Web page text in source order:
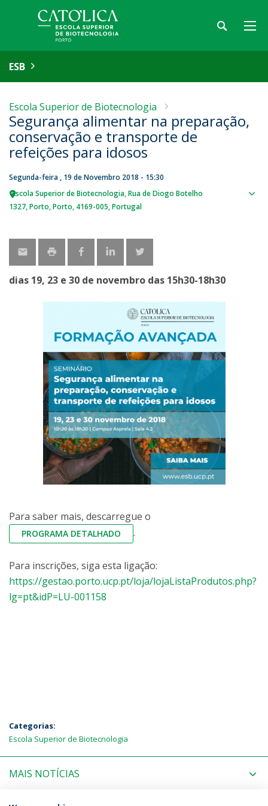
ESB
Escola Superior de Biotecnologia
Segurança alimentar na preparação,
conservação e transporte de
refeições para idosos
Segunda-feira , 19 de Novembro 2018 - 15:30
Escola Superior de Biotecnologia Rua de Diogo Botelho
1327 Porto Porto 4169-005 Portugal
dias 19, 23 e 30 de novembro das 15h30-18h30
Para saber mais, descarregue o
PROGRAMA DETALHADO .
Para inscrições, siga esta ligação:
https://gestao.porto.ucp.pt/loja/lojaListaProdutos.php?
lg=pt&idP=LU-001158
Categorias:
Escola Superior de Biotecnologia
MAIS NOTÍCIAS